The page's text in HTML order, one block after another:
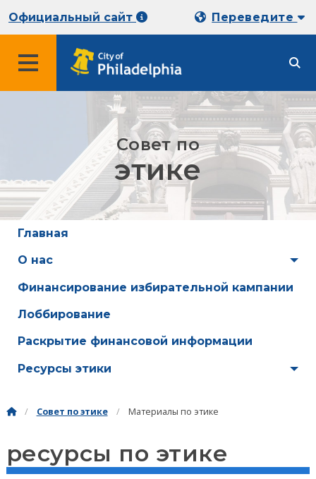
Официальный сайт Переведите
Совет по
этике
Главная
О нас
Финансирование избирательной кампании
Лоббирование
Раскрытие финансовой информации
Ресурсы этики
Совет по этике Материалы по этике
ресурсы по этике